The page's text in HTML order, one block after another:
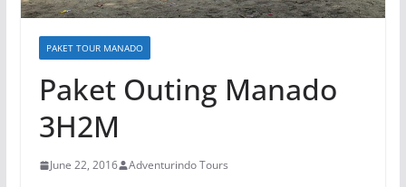
PAKET TOUR MANADO
Paket Outing Manado
3H2M
June 22, 2016 Adventurindo Tours